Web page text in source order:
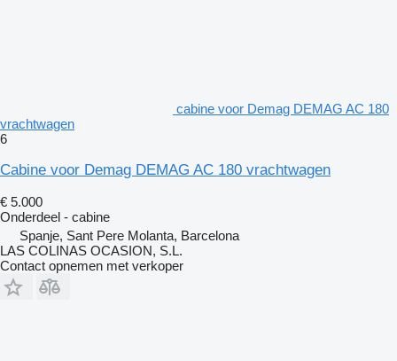
cabine voor Demag DEMAG AC 180
vrachtwagen
6
Cabine voor Demag DEMAG AC 180 vrachtwagen
€ 5.000
Onderdeel - cabine
Spanje, Sant Pere Molanta, Barcelona
LAS COLINAS OCASION, S.L.
Contact opnemen met verkoper